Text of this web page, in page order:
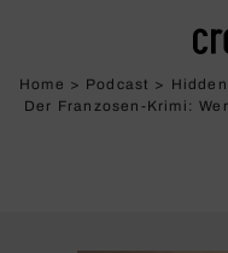
Home > Podcast >
Der Franzosen-Krimi: